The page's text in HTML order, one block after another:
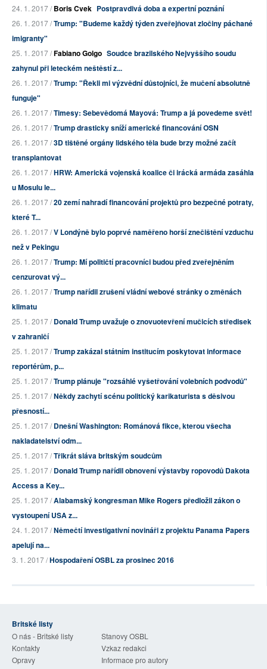
24. 1. 2017 /Boris Cvek Postpravdivá doba a expertní poznání
26. 1. 2017 /Trump: "Budeme každý týden zveřejňovat zločiny páchané
imigranty"
25. 1. 2017 /Fabiano Golgo Soudce brazilského Nejvyššího soudu
zahynul při leteckém neštěstí z...
26. 1. 2017 /Trump: "Řekli mi výzvědní důstojníci, že mučení absolutně
funguje"
26. 1. 2017 /Timesy: Sebevědomá Mayová: Trump a já povedeme svět!
26. 1. 2017 /Trump drasticky sníží americké financování OSN
26. 1. 2017 /3D tištěné orgány lidského těla bude brzy možné začít
transplantovat
26. 1. 2017 /HRW: Americká vojenská koalice či irácká armáda zasáhla
u Mosulu le...
26. 1. 2017 /20 zemí nahradí financování projektů pro bezpečné potraty,
které T...
26. 1. 2017 /V Londýně bylo poprvé naměřeno horší znečištění vzduchu
než v Pekingu
26. 1. 2017 /Trump: Mí političtí pracovníci budou před zveřejněním
cenzurovat vý...
26. 1. 2017 /Trump nařídil zrušení vládní webové stránky o změnách
klimatu
25. 1. 2017 /Donald Trump uvažuje o znovuotevření mučicích středisek
v zahraničí
25. 1. 2017 /Trump zakázal státním institucím poskytovat informace
reportérům, p...
25. 1. 2017 /Trump plánuje "rozsáhlé vyšetřování volebních podvodů"
25. 1. 2017 /Někdy zachytí scénu politický karikaturista s děsivou
přesností...
25. 1. 2017 /Dnešní Washington: Románová fikce, kterou všecha
nakladatelství odm...
25. 1. 2017 /Třikrát sláva britským soudcům
25. 1. 2017 /Donald Trump nařídil obnovení výstavby ropovodů Dakota
Access a Key...
25. 1. 2017 /Alabamský kongresman Mike Rogers předložil zákon o
vystoupení USA z...
24. 1. 2017 /Němečtí investigativní novináři z projektu Panama Papers
apelují na...
3. 1. 2017 /Hospodaření OSBL za prosinec 2016
Britské listy
O nás - Britské listy
Stanovy OSBL
Kontakty
Vzkaz redakci
Opravy
Informace pro autory